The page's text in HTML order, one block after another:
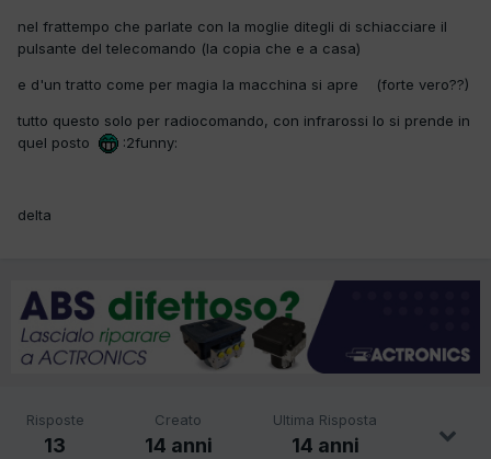
nel frattempo che parlate con la moglie ditegli di schiacciare il
pulsante del telecomando (la copia che e a casa)
e d'un tratto come per magia la macchina si apre (forte vero??)
tutto questo solo per radiocomando, con infrarossi lo si prende in
quel posto
:2funny:
delta
Risposte
13
Creato
14 anni
Ultima Risposta
14 anni